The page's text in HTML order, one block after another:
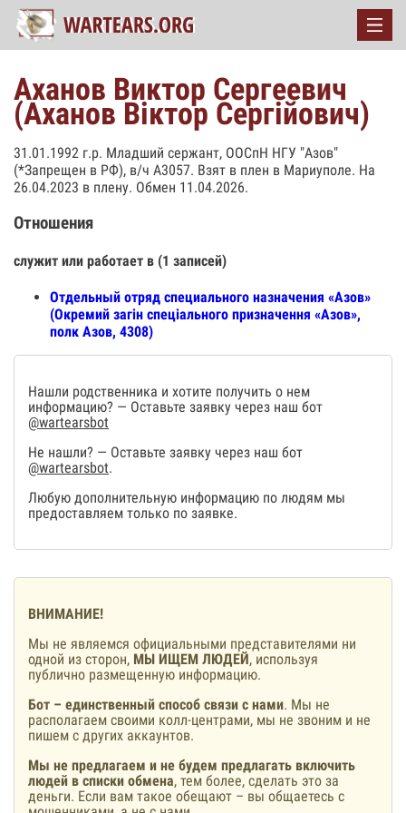
Аханов Виктор Сергеевич
(Аханов Віктор Сергійович)
31.01.1992 г.р. Младший сержант, ООСпН НГУ "Азов"
(*Запрещен в РФ), в/ч А3057. Взят в плен в Мариуполе. На
26.04.2023 в плену. Обмен 11.04.2026.
Отношения
служит или работает в (1 записей)
Отдельный отряд специального назначения «Азов»
(Окремий загін спеціального призначення «Азов»,
полк Азов, 4308)
Нашли родственника и хотите получить о нем
информацию? — Оставьте заявку через наш бот
@wartearsbot
Не нашли? — Оставьте заявку через наш бот
@wartearsbot.
Любую дополнительную информацию по людям мы
предоставляем только по заявке.
ВНИМАНИЕ!
Мы не являемся официальными представителями ни
одной из сторон, МЫ ИЩЕМ ЛЮДЕЙ, используя
публично размещенную информацию.
Бот – единственный способ связи с нами. Мы не
располагаем своими колл-центрами, мы не звоним и не
пишем с других аккаунтов.
Мы не предлагаем и не будем предлагать включить
людей в списки обмена, тем более, сделать это за
деньги. Если вам такое обещают – вы общаетесь с